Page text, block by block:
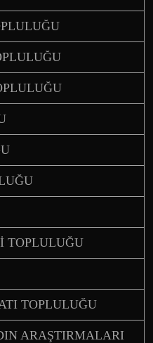
TOPLULUĞU
TOPLULUĞU
ARAŞTIRMALARI